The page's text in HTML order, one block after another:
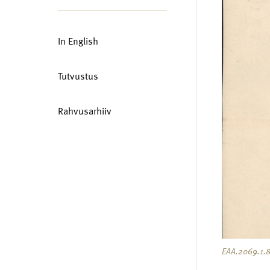
In English
Tutvustus
Rahvusarhiiv